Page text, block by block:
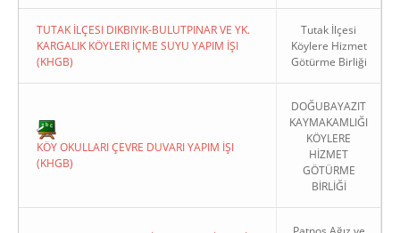
TUTAK İLÇESI DIKBIYIK-BULUTPINAR VE YK.
KARGALIK KÖYLERI İÇME SUYU YAPIM İŞI
(KHGB)
Tutak İlçesi
Köylere Hizmet
Götürme Birliği
KÖY OKULLARI ÇEVRE DUVARI YAPIM İŞI
(KHGB)
DOĞUBAYAZIT
KAYMAKAMLIĞI
KÖYLERE
HİZMET
GÖTÜRME
BİRLİĞİ